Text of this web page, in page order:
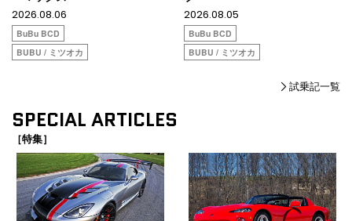
2026.08.06
BuBu BCD
BUBU / ミツオカ
2026.08.05
BuBu BCD
BUBU / ミツオカ
試乗記一覧
SPECIAL ARTICLES
［特集］